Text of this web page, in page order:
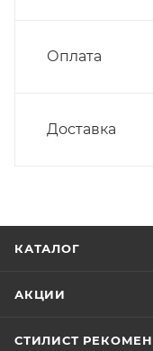
Оплата
Доставка
КАТАЛОГ
АКЦИИ
СТИЛИСТ